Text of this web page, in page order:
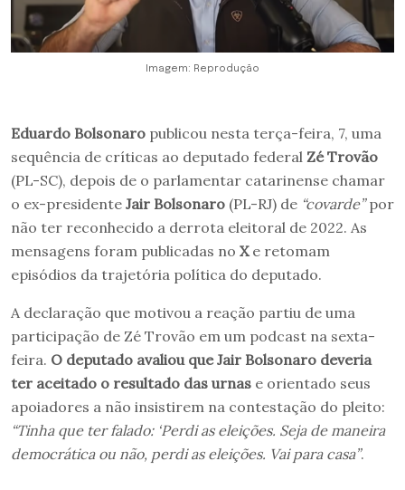
Imagem: Reprodução
Eduardo Bolsonaro publicou nesta terça-feira, 7, uma
sequência de críticas ao deputado federal Zé Trovão
(PL-SC), depois de o parlamentar catarinense chamar
o ex-presidente Jair Bolsonaro (PL-RJ) de “covarde”por
não ter reconhecido a derrota eleitoral de 2022. As
mensagens foram publicadas no Xe retomam
episódios da trajetória política do deputado.
A declaração que motivou a reação partiu de uma
participação de Zé Trovão em um podcast na sexta-
feira. O deputado avaliou que Jair Bolsonaro deveria
ter aceitado o resultado das urnas e orientado seus
apoiadores a não insistirem na contestação do pleito:
“Tinha que ter falado: ‘Perdi as eleições. Seja de maneira
democrática ou não, perdi as eleições. Vai para casa”.